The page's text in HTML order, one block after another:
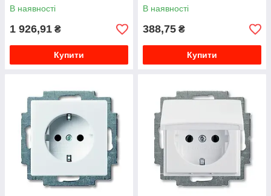
В наявності
1 926,91 ₴
Купити
В наявності
388,75 ₴
Купити